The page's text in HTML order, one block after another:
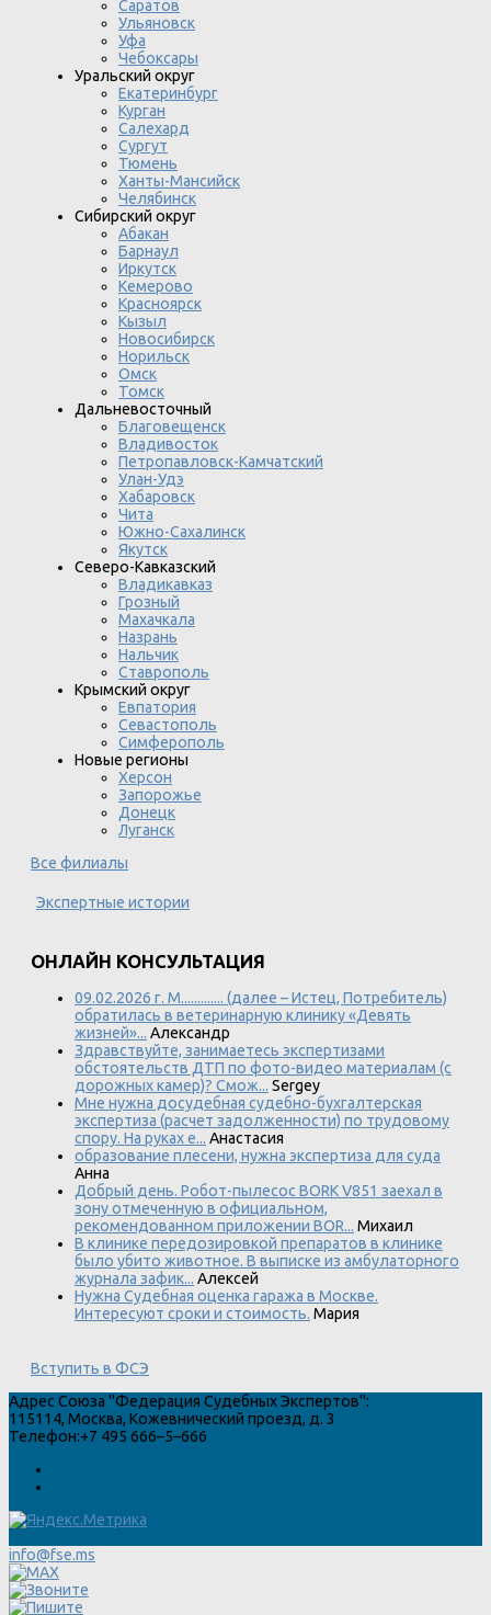
Саратов
Ульяновск
Уфа
Чебоксары
Уральский округ
Екатеринбург
Курган
Салехард
Сургут
Тюмень
Ханты-Мансийск
Челябинск
Сибирский округ
Абакан
Барнаул
Иркутск
Кемерово
Красноярск
Кызыл
Новосибирск
Норильск
Омск
Томск
Дальневосточный
Благовещенск
Владивосток
Петропавловск-Камчатский
Улан-Удэ
Хабаровск
Чита
Южно-Сахалинск
Якутск
Северо-Кавказский
Владикавказ
Грозный
Махачкала
Назрань
Нальчик
Ставрополь
Крымский округ
Евпатория
Севастополь
Симферополь
Новые регионы
Херсон
Запорожье
Донецк
Луганск
Все филиалы
Экспертные истории
ОНЛАЙН КОНСУЛЬТАЦИЯ
09.02.2026 г. М............. (далее – Истец, Потребитель)
обратилась в ветеринарную клинику «Девять
жизней»... Александр
Здравствуйте, занимаетесь экспертизами
обстоятельств ДТП по фото-видео материалам (с
дорожных камер)? Смож... Sergey
Мне нужна досудебная судебно-бухгалтерская
экспертиза (расчет задолженности) по трудовому
спору. На руках е... Анастасия
образование плесени, нужна экспертиза для суда
Анна
Добрый день. Робот-пылесос BORK V851 заехал в
зону отмеченную в официальном,
рекомендованном приложении BOR... Михаил
В клинике передозировкой препаратов в клинике
было убито животное. В выписке из амбулаторного
журнала зафик... Алексей
Нужна Судебная оценка гаража в Москве.
Интересуют сроки и стоимость. Мария
Вступить в ФСЭ
Адрес Союза "Федерация Судебных Экспертов":
115114, Москва, Кожевнический проезд, д. 3
Телефон:+7 495 666–5–666
info@fse.ms